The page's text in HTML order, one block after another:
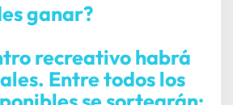
ganar?
recreativo habrá
Entre todos los